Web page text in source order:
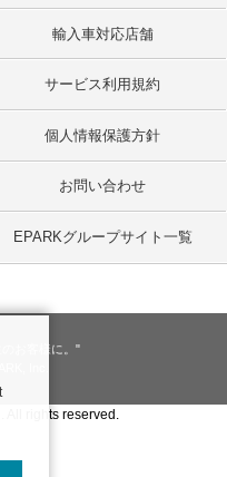
輸入車対応店舗
サービス利用規約
個人情報保護方針
お問い合わせ
EPARKグループサイト一覧
お客様に。"
Inc.
All rights reserved.